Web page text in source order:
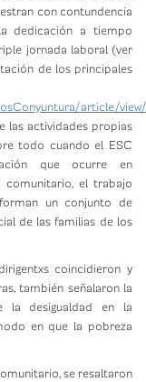
con contundencia
dedicación a tiempo
jornada laboral (ver
de los principales
article/
las actividades propias
todo cuando el ESC
que ocurre en
comunitario, el trabajo
un conjunto de
de las familias de los
coincidieron y
también señalaron la
la desigualdad en la
en que la pobreza
se resaltaron